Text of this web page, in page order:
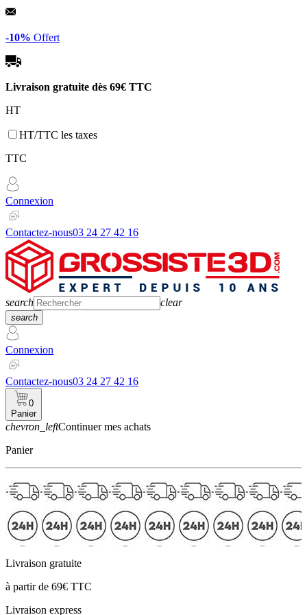
Panneau de gestion des cookies
-10% Offert
Livraison gratuite dès 69€ TTC
HT
HT/TTC les taxes
TTC
Connexion
Contactez-nous03 24 27 42 16
search clear
search
Connexion
Contactez-nous03 24 27 42 16
0
Panier
chevron_leftContinuer mes achats
Panier
Livraison gratuite
à partir de 69€ TTC
Livraison express